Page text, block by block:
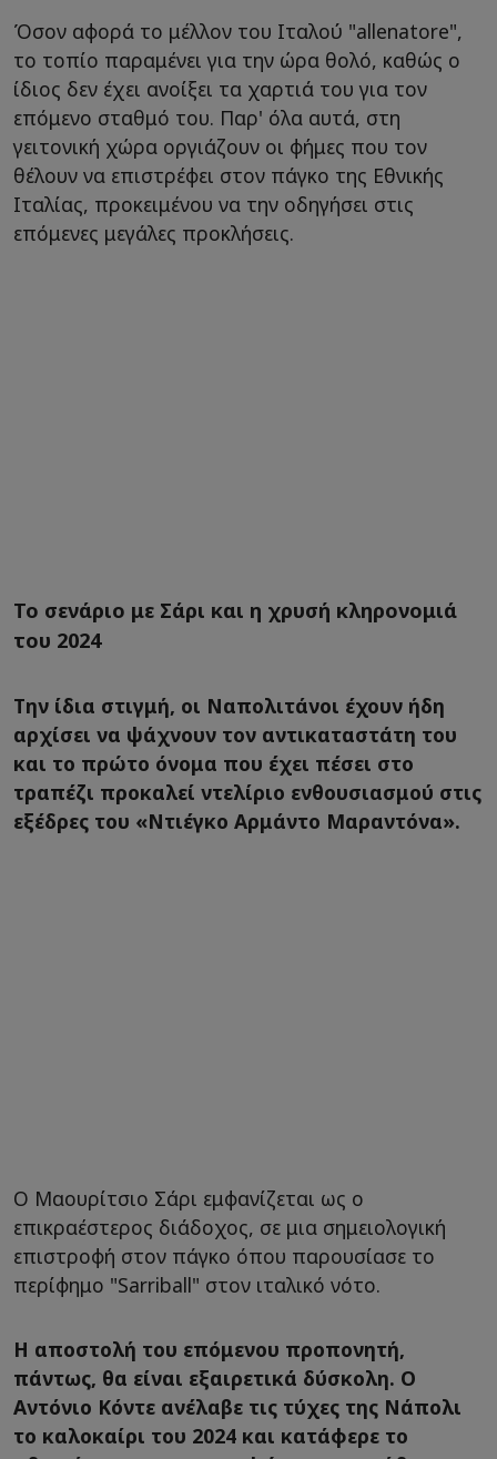
Όσον αφορά το μέλλον του Ιταλού "allenatore",
το τοπίο παραμένει για την ώρα θολό, καθώς ο
ίδιος δεν έχει ανοίξει τα χαρτιά του για τον
επόμενο σταθμό του. Παρ' όλα αυτά, στη
γειτονική χώρα οργιάζουν οι φήμες που τον
θέλουν να επιστρέφει στον πάγκο της Εθνικής
Ιταλίας, προκειμένου να την οδηγήσει στις
επόμενες μεγάλες προκλήσεις.
Το σενάριο με Σάρι και η χρυσή κληρονομιά
του 2024
Την ίδια στιγμή, οι Ναπολιτάνοι έχουν ήδη
αρχίσει να ψάχνουν τον αντικαταστάτη του
και το πρώτο όνομα που έχει πέσει στο
τραπέζι προκαλεί ντελίριο ενθουσιασμού στις
εξέδρες του «Ντιέγκο Αρμάντο Μαραντόνα».
Ο Μαουρίτσιο Σάρι εμφανίζεται ως ο
επικραέστερος διάδοχος, σε μια σημειολογική
επιστροφή στον πάγκο όπου παρουσίασε το
περίφημο "Sarriball" στον ιταλικό νότο.
Η αποστολή του επόμενου προπονητή,
πάντως, θα είναι εξαιρετικά δύσκολη. Ο
Αντόνιο Κόντε ανέλαβε τις τύχες της Νάπολι
το καλοκαίρι του 2024 και κατάφερε το